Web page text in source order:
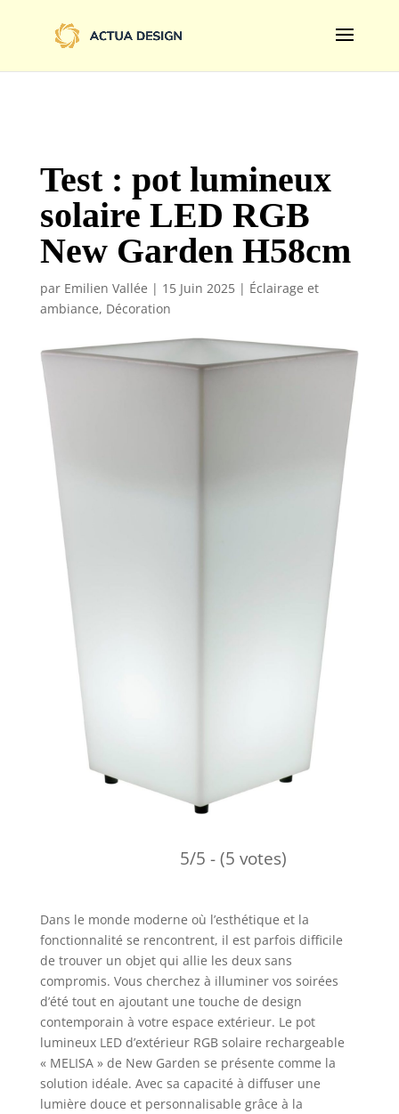
family=Limelight&display=swap');
Test : pot lumineux
solaire LED RGB
New Garden H58cm
par Emilien Vallée | 15 Juin 2025| Éclairage et
ambiance, Décoration
5/5 - (5 votes)
Dans le monde moderne où l’esthétique et la
fonctionnalité se rencontrent, il est parfois difficile
de trouver un objet qui allie les deux sans
compromis. Vous cherchez à illuminer vos soirées
d’été tout en ajoutant une touche de design
contemporain à votre espace extérieur. Le pot
lumineux LED d’extérieur RGB solaire rechargeable
« MELISA » de New Garden se présente comme la
solution idéale. Avec sa capacité à diffuser une
lumière douce et personnalisable grâce à la